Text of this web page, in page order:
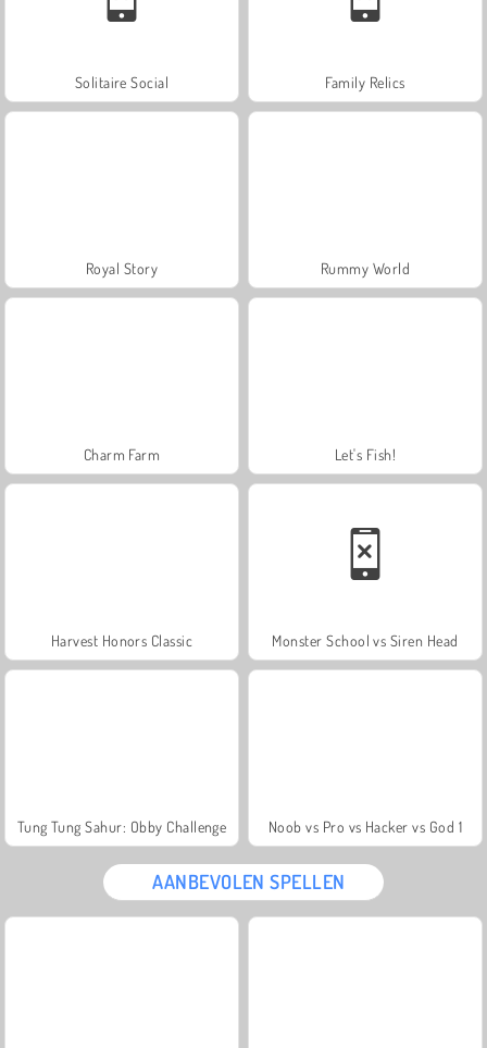
Solitaire Social Family Relics
Royal Story Rummy World
Charm Farm Let's Fish!
Harvest Honors Classic Monster School vs Siren Head
Tung Tung Sahur: Obby Challenge Noob vs Pro vs Hacker vs God 1
AANBEVOLEN SPELLEN